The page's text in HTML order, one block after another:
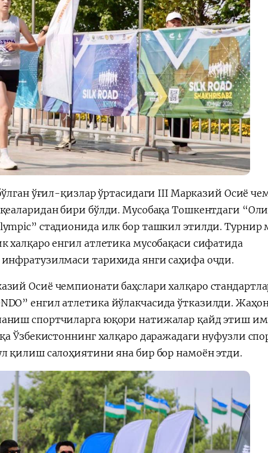
ўғил-қизлар ўртасидаги III Марказий Осиё
бири бўлди. Мусобақа Тошкентдаги
стадионида илк бор ташкил этилди. Турнир
халқаро енгил атлетика мусобақаси сифатида
тарихида янги саҳифа очди.
Осиё чемпионати баҳслари халқаро
енгил атлетика йўлакчасида ўтказилди.
спортчиларга юқори натижалар қайд этиш
Ўзбекистоннинг халқаро даражадаги нуфузли
қилиш салоҳиятини яна бир бор намоён этди.